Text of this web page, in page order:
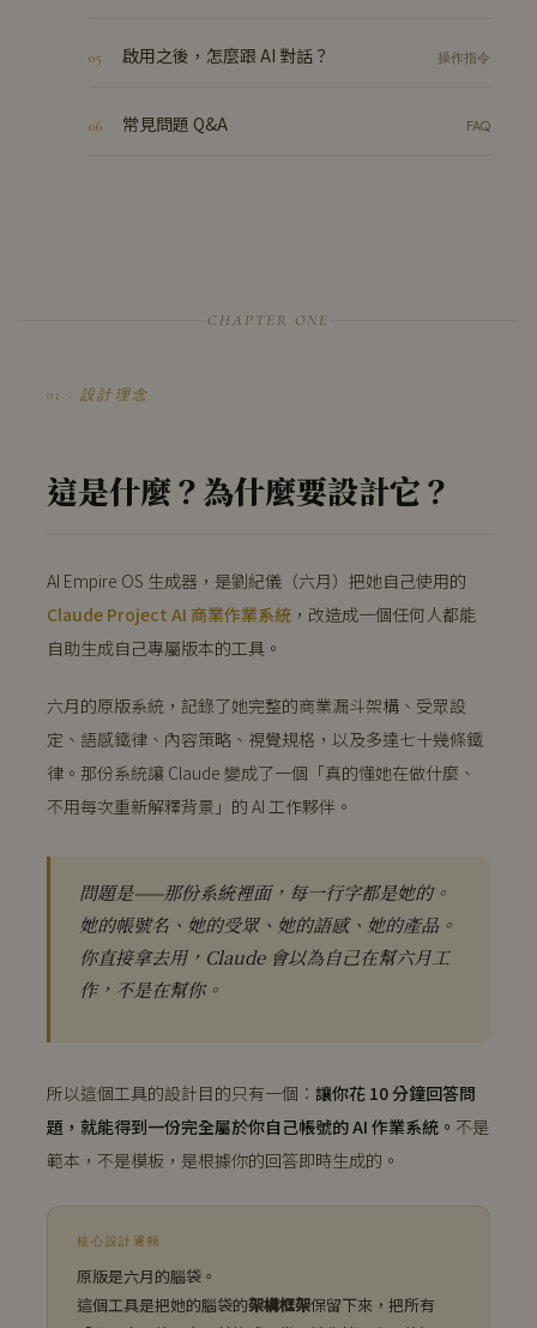
05 啟用之後，怎麼跟 AI 對話？ 操作指令
06 常見問題 Q&A FAQ
CHAPTER ONE
01 · 設計理念
這是什麼？為什麼要設計它？
AI Empire OS 生成器，是劉紀儀（六月）把她自己使用的
Claude Project AI 商業作業系統 ，改造成一個任何人都能
自助生成自己專屬版本的工具。
六月的原版系統，記錄了她完整的商業漏斗架構、受眾設
定、語感鐵律、內容策略、視覺規格，以及多達七十幾條鐵
律。那份系統讓 Claude 變成了一個「真的懂她在做什麼、
不用每次重新解釋背景」的 AI 工作夥伴。
問題是——那份系統裡面，每一行字都是她的。
她的帳號名、她的受眾、她的語感、她的產品。
你直接拿去用，Claude 會以為自己在幫六月工
作，不是在幫你。
所以這個工具的設計目的只有一個： 讓你花 10 分鐘回答問
題，就能得到一份完全屬於你自己帳號的 AI 作業系統。 不是
範本，不是模板，是根據你的回答即時生成的。
核心設計邏輯
原版是六月的腦袋。
這個工具是把她的腦袋的架構框架保留下來，把所有